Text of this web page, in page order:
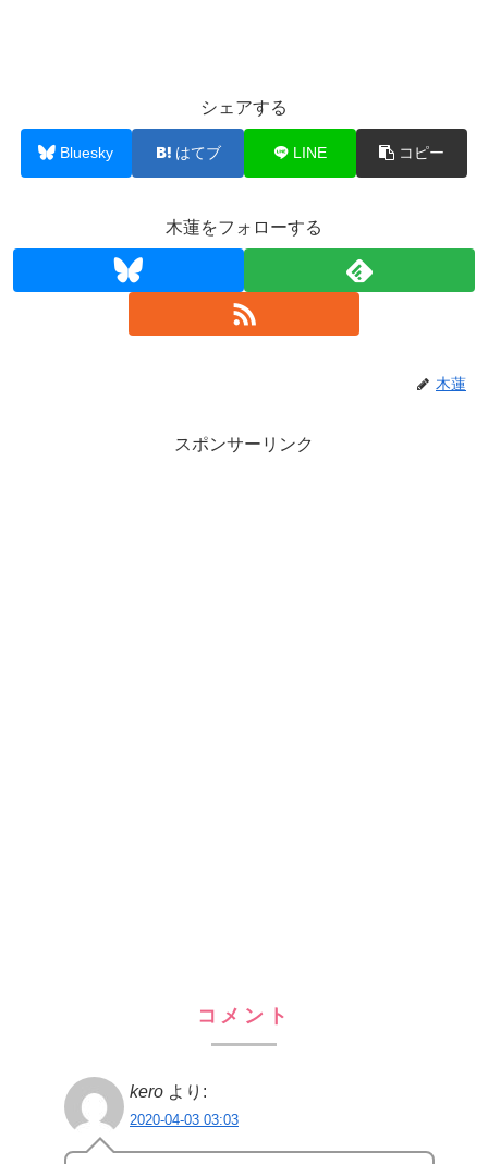
シェアする
Bluesky はてブ LINE コピー
木蓮をフォローする
木蓮
スポンサーリンク
コメント
kero より:
2020-04-03 03:03